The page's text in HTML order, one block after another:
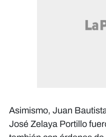
Asimismo, Juan
José Zelaya Portillo